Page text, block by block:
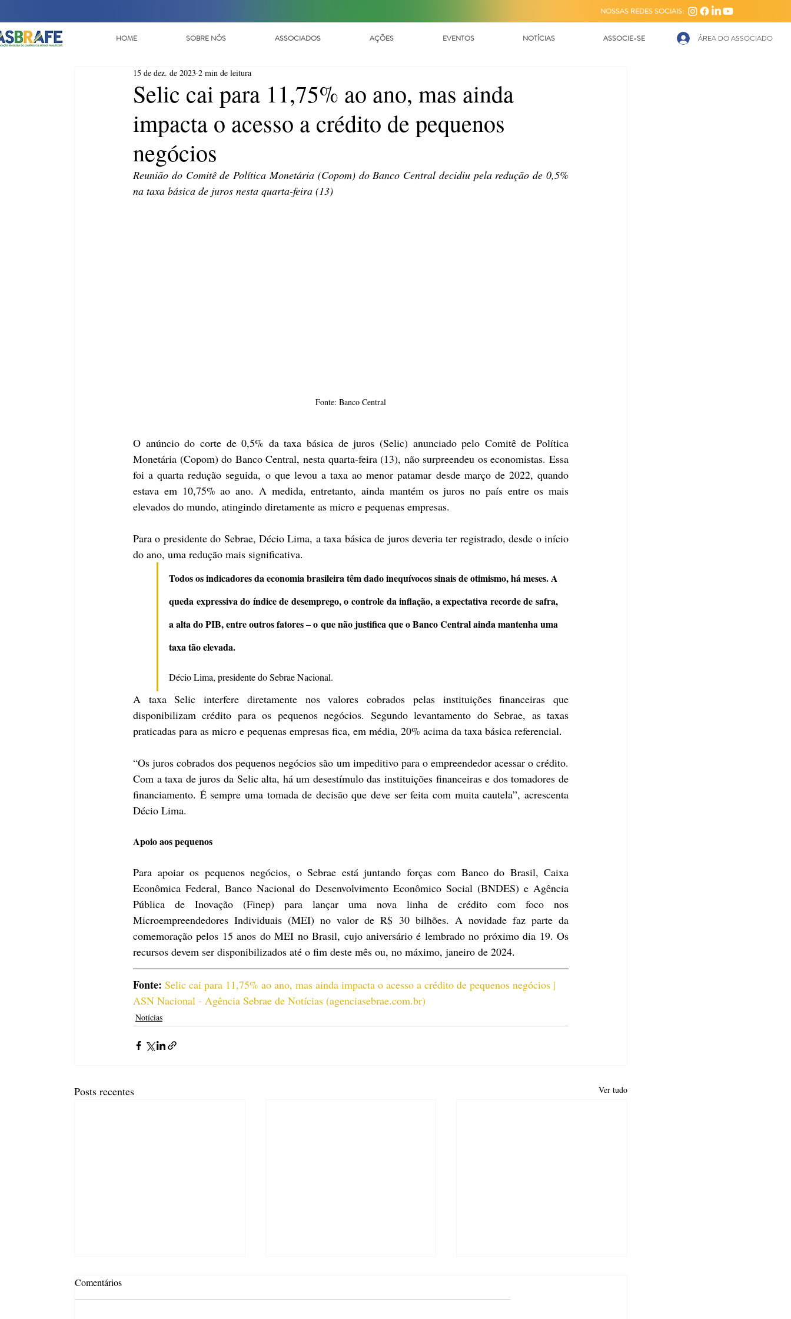
NOSSAS REDES SOCIAIS:
HOME SOBRE NÓS ASSOCIADOS AÇÕES EVENTOS NOTÍCIAS ASSOCIE-SE ÁREA DO ASSOCIADO
Selic cai para 11,75% ao ano, mas ainda
impacta o acesso a crédito de pequenos
negócios
15 de dez. de 2023 2 min de leitura
Reunião do Comitê de Política Monetária (Copom) do Banco Central decidiu pela redução de 0,5%
na taxa básica de juros nesta quarta-feira (13)
Fonte: Banco Central
O anúncio do corte de 0,5% da taxa básica de juros (Selic) anunciado pelo Comitê de Política
Monetária (Copom) do Banco Central, nesta quarta-feira (13), não surpreendeu os economistas. Essa
foi a quarta redução seguida, o que levou a taxa ao menor patamar desde março de 2022, quando
estava em 10,75% ao ano. A medida, entretanto, ainda mantém os juros no país entre os mais
elevados do mundo, atingindo diretamente as micro e pequenas empresas.
Para o presidente do Sebrae, Décio Lima, a taxa básica de juros deveria ter registrado, desde o início
do ano, uma redução mais significativa.
Todos os indicadores da economia brasileira têm dado inequívocos sinais de otimismo, há meses. A
queda expressiva do índice de desemprego, o controle da inflação, a expectativa recorde de safra,
a alta do PIB, entre outros fatores – o que não justifica que o Banco Central ainda mantenha uma
taxa tão elevada.
Décio Lima, presidente do Sebrae Nacional.
A taxa Selic interfere diretamente nos valores cobrados pelas instituições financeiras que
disponibilizam crédito para os pequenos negócios. Segundo levantamento do Sebrae, as taxas
praticadas para as micro e pequenas empresas fica, em média, 20% acima da taxa básica referencial.
“Os juros cobrados dos pequenos negócios são um impeditivo para o empreendedor acessar o crédito.
Com a taxa de juros da Selic alta, há um desestímulo das instituições financeiras e dos tomadores de
financiamento. É sempre uma tomada de decisão que deve ser feita com muita cautela”, acrescenta
Décio Lima.
Apoio aos pequenos
Para apoiar os pequenos negócios, o Sebrae está juntando forças com Banco do Brasil, Caixa
Econômica Federal, Banco Nacional do Desenvolvimento Econômico Social (BNDES) e Agência
Pública de Inovação (Finep) para lançar uma nova linha de crédito com foco nos
Microempreendedores Individuais (MEI) no valor de R$ 30 bilhões. A novidade faz parte da
comemoração pelos 15 anos do MEI no Brasil, cujo aniversário é lembrado no próximo dia 19. Os
recursos devem ser disponibilizados até o fim deste mês ou, no máximo, janeiro de 2024.
Fonte: Selic cai para 11,75% ao ano, mas ainda impacta o acesso a crédito de pequenos negócios |
ASN Nacional - Agência Sebrae de Notícias (agenciasebrae.com.br)
Notícias
Posts recentes Ver tudo
Comentários